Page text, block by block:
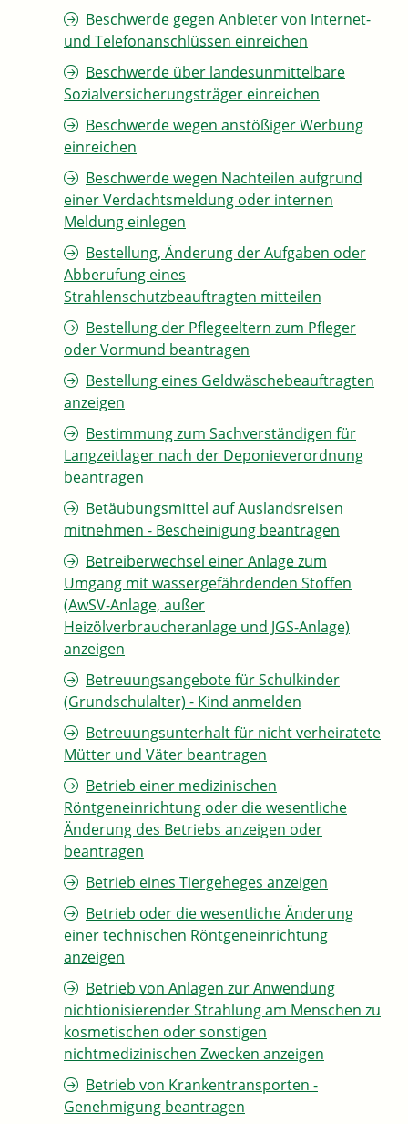
Beschwerde gegen Anbieter von Internet-
und Telefonanschlüssen einreichen
Beschwerde über landesunmittelbare
Sozialversicherungsträger einreichen
Beschwerde wegen anstößiger Werbung
einreichen
Beschwerde wegen Nachteilen aufgrund
einer Verdachtsmeldung oder internen
Meldung einlegen
Bestellung, Änderung der Aufgaben oder
Abberufung eines
Strahlenschutzbeauftragten mitteilen
Bestellung der Pflegeeltern zum Pfleger
oder Vormund beantragen
Bestellung eines Geldwäschebeauftragten
anzeigen
Bestimmung zum Sachverständigen für
Langzeitlager nach der Deponieverordnung
beantragen
Betäubungsmittel auf Auslandsreisen
mitnehmen - Bescheinigung beantragen
Betreiberwechsel einer Anlage zum
Umgang mit wassergefährdenden Stoffen
(AwSV-Anlage, außer
Heizölverbraucheranlage und JGS-Anlage)
anzeigen
Betreuungsangebote für Schulkinder
(Grundschulalter) - Kind anmelden
Betreuungsunterhalt für nicht verheiratete
Mütter und Väter beantragen
Betrieb einer medizinischen
Röntgeneinrichtung oder die wesentliche
Änderung des Betriebs anzeigen oder
beantragen
Betrieb eines Tiergeheges anzeigen
Betrieb oder die wesentliche Änderung
einer technischen Röntgeneinrichtung
anzeigen
Betrieb von Anlagen zur Anwendung
nichtionisierender Strahlung am Menschen zu
kosmetischen oder sonstigen
nichtmedizinischen Zwecken anzeigen
Betrieb von Krankentransporten -
Genehmigung beantragen